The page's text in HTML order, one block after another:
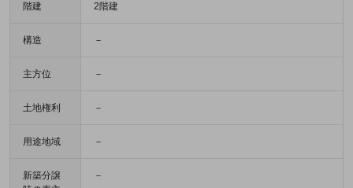
階建 2階建
構造 －
主方位 －
土地権利 －
用途地域 －
新築分譲
－